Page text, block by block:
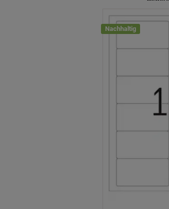
Nachhaltig